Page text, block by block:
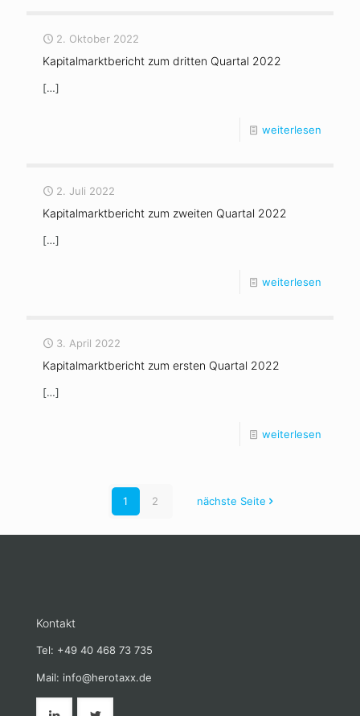
2. Oktober 2022
Kapitalmarktbericht zum dritten Quartal 2022
[…]
weiterlesen
2. Juli 2022
Kapitalmarktbericht zum zweiten Quartal 2022
[…]
weiterlesen
3. April 2022
Kapitalmarktbericht zum ersten Quartal 2022
[…]
weiterlesen
1 2 nächste Seite
Kontakt
Tel: +49 40 468 73 735
Mail: info@herotaxx.de